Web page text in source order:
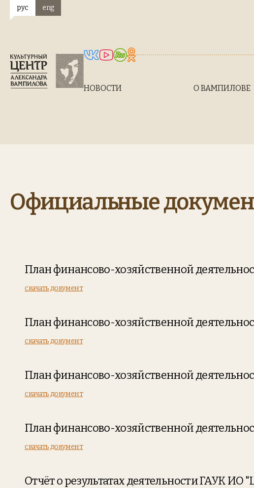
рус eng
НОВОСТИ О ВАМПИЛОВЕ
Официальные
План финансово-хозяйственной
скачать документ
План финансово-хозяйственной
скачать документ
План финансово-хозяйственной
скачать документ
План финансово-хозяйственной
скачать документ
Отчёт о результатах деятельности ГАУК